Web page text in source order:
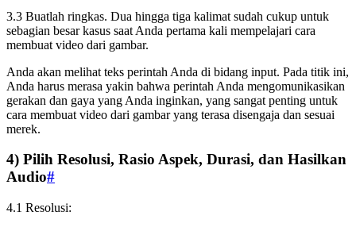
3.3 Buatlah ringkas. Dua hingga tiga kalimat sudah cukup untuk
sebagian besar kasus saat Anda pertama kali mempelajari cara
membuat video dari gambar.
Anda akan melihat teks perintah Anda di bidang input. Pada titik ini,
Anda harus merasa yakin bahwa perintah Anda mengomunikasikan
gerakan dan gaya yang Anda inginkan, yang sangat penting untuk
cara membuat video dari gambar yang terasa disengaja dan sesuai
merek.
4) Pilih Resolusi, Rasio Aspek, Durasi, dan Hasilkan
Audio#
4.1 Resolusi: